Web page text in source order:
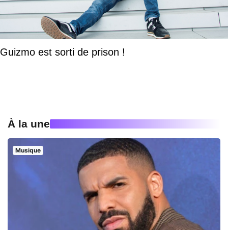
Guizmo est sorti de prison !
À la une
Musique